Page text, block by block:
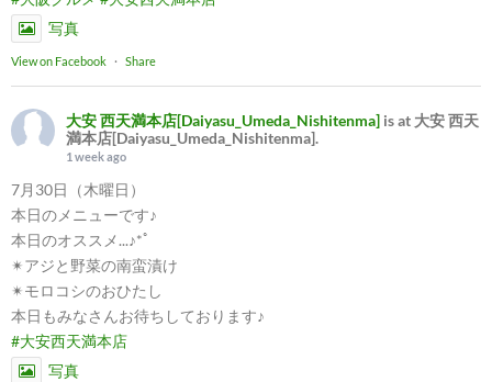
写真
View on Facebook · Share
大安 西天満本店[Daiyasu_Umeda_Nishitenma] is at 大安 西天
満本店[Daiyasu_Umeda_Nishitenma].
1 week ago
7月30日（木曜日）
本日のメニューです♪
本日のオススメ...♪*ﾟ
✴︎アジと野菜の南蛮漬け
✴︎モロコシのおひたし
本日もみなさんお待ちしております♪
#大安西天満本店
写真